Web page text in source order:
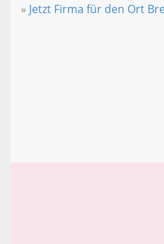
» Jetzt Firma für den Ort